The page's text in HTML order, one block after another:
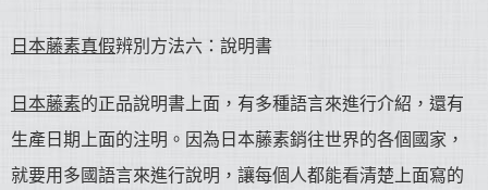
日本藤素真假辨別方法六：說明書
日本藤素的正品說明書上面，有多種語言來進行介紹，還有
生產日期上面的注明。因為日本藤素銷往世界的各個國家，
就要用多國語言來進行說明，讓每個人都能看清楚上面寫的